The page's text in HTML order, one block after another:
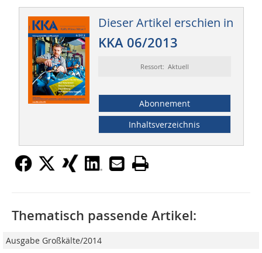
Dieser Artikel erschien in
KKA 06/2013
Ressort: Aktuell
Abonnement
Inhaltsverzeichnis
Thematisch passende Artikel:
Ausgabe Großkälte/2014